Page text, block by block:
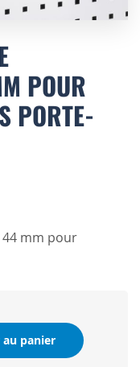
POUR
PORTE-
mm pour
panier